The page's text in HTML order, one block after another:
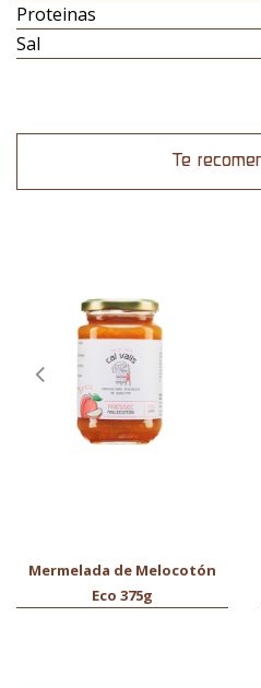
Proteinas
Sal
Te
Mermelada de Melocotón
Eco 375g